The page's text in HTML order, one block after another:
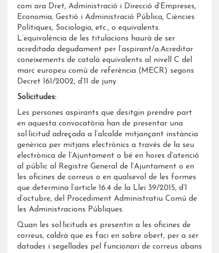
com ara Dret, Administració i Direcció d’Empreses,
Economia, Gestió i Administració Pública, Ciències
Polítiques, Sociologia, etc., o equivalents.
L’equivalència de les titulacions haurà de ser
acreditada degudament per l’aspirant/a.Acreditar
coneixements de català equivalents al nivell C del
marc europeu comú de referència (MECR) segons
Decret 161/2002, d’11 de juny.
Solicitudes:
Les persones aspirants que desitgin prendre part
en aquesta convocatòria han de presentar una
sol·licitud adreçada a l’alcalde mitjançant instància
genèrica per mitjans electrònics a través de la seu
electrònica de l’Ajuntament o bé en hores d’atenció
al públic al Registre General de l’Ajuntament o en
les oficines de correus o en qualsevol de les formes
que determina l’article 16.4 de la Llei 39/2015, d’1
d’octubre, del Procediment Administratiu Comú de
les Administracions Públiques.
Quan les sol·licituds es presentin a les oficines de
correus, caldrà que es faci en sobre obert, per a ser
datades i segellades pel funcionari de correus abans